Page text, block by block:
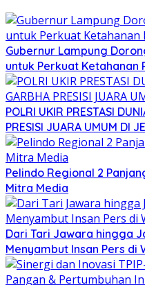
Gubernur Lampung
untuk Perkuat Ketahanan
POLRI UKIR PRESTASI
PRESISI JUARA UMUM DI
Pelindo Regional 2
Mitra Media
Dari Tari Jawara hingga
Menyambut Insan Pers di